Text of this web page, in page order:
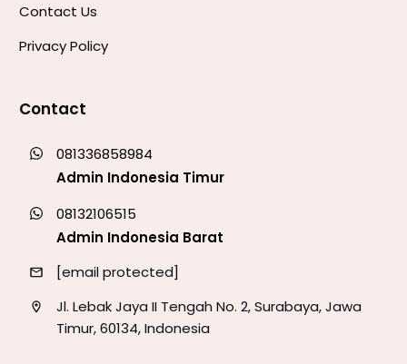
Contact Us
Privacy Policy
Contact
081336858984
Admin Indonesia Timur
08132106515
Admin Indonesia Barat
[email protected]
Jl. Lebak Jaya II Tengah No. 2, Surabaya, Jawa
Timur, 60134, Indonesia